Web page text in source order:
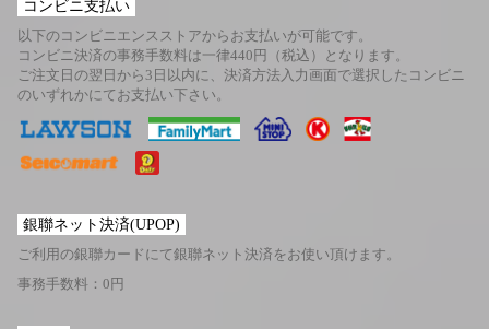
コンビニ支払い
以下のコンビニエンスストアからお支払いが可能です。
コンビニ決済の事務手数料は一律440円（税込）となります。
ご注文日の翌日から3日以内に、決済方法入力画面で選択したコンビニ
のいずれかにてお支払い下さい。
銀聯ネット決済(UPOP)
ご利用の銀聯カードにて銀聯ネット決済をお使い頂けます。
事務手数料：0円